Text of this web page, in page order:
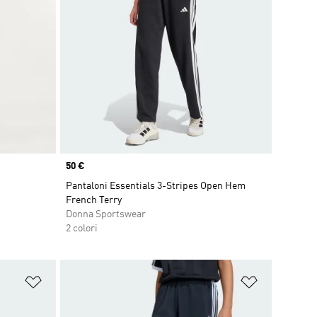
Price
50 €
Pantaloni Essentials 3-Stripes Open Hem
French Terry
Donna Sportswear
2 colori
Aggiungi alla lista dei desideri